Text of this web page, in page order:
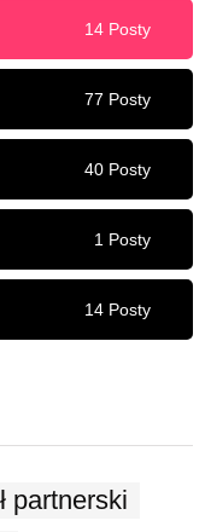
14 Posty
77 Posty
40 Posty
1 Posty
14 Posty
partnerski